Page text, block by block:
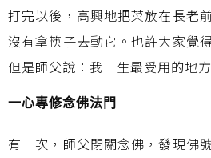
打完以後，高興地把菜放在長老
沒有拿筷子去動它。也許大家覺
但是師父說：我一生最受用的地
一心專修念佛法門
有一次，師父閉關念佛，發現佛